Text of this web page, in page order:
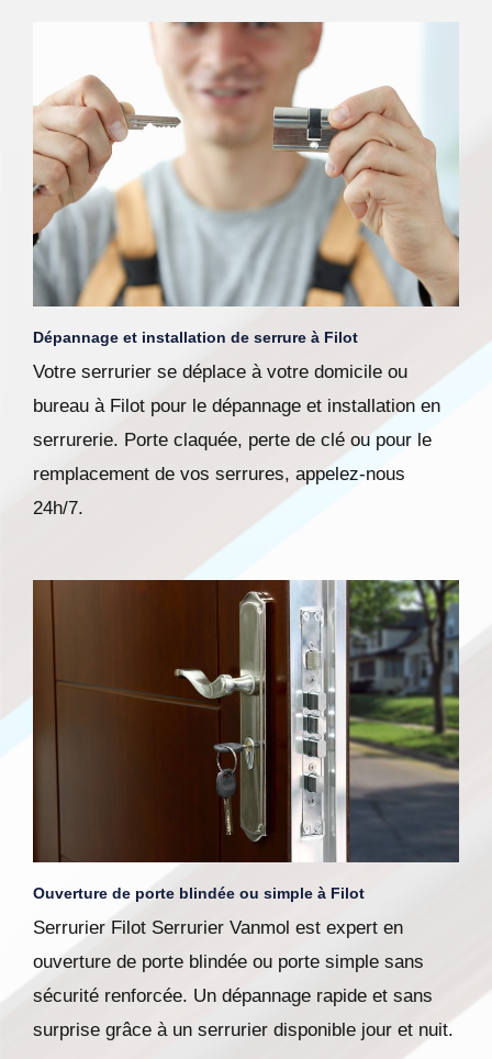
Dépannage et installation de serrure à Filot
Votre serrurier se déplace à votre domicile ou
bureau à Filot pour le dépannage et installation en
serrurerie. Porte claquée, perte de clé ou pour le
remplacement de vos serrures, appelez-nous
24h/7.
Ouverture de porte blindée ou simple à Filot
Serrurier Filot Serrurier Vanmol est expert en
ouverture de porte blindée ou porte simple sans
sécurité renforcée. Un dépannage rapide et sans
surprise grâce à un serrurier disponible jour et nuit.